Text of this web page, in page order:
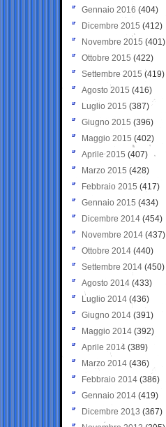
Gennaio 2016 (404)
Dicembre 2015 (412)
Novembre 2015 (401)
Ottobre 2015 (422)
Settembre 2015 (419)
Agosto 2015 (416)
Luglio 2015 (387)
Giugno 2015 (396)
Maggio 2015 (402)
Aprile 2015 (407)
Marzo 2015 (428)
Febbraio 2015 (417)
Gennaio 2015 (434)
Dicembre 2014 (454)
Novembre 2014 (437)
Ottobre 2014 (440)
Settembre 2014 (450)
Agosto 2014 (433)
Luglio 2014 (436)
Giugno 2014 (391)
Maggio 2014 (392)
Aprile 2014 (389)
Marzo 2014 (436)
Febbraio 2014 (386)
Gennaio 2014 (419)
Dicembre 2013 (367)